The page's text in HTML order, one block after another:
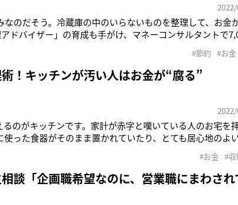
のだそう。冷蔵庫の中のいらないものを整理して、お金
ドバイザー」の育成も手がけ、マネーコンサルタントで
#節約 #お金
！キッチンが汚い人はお金が“腐る”
るのがキッチンです。家計が赤字と嘆いている人のお宅を
った食器がそのまま置かれていたり、とても居心地のよ
。「家計整理アドバイザー」の育成も手がける市居さんは
#お金 #収
談「企画職希望なのに、営業職にまわされ